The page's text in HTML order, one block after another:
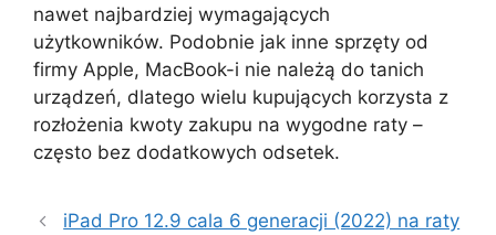
nawet najbardziej wymagających
użytkowników. Podobnie jak inne sprzęty od
firmy Apple, MacBook-i nie należą do tanich
urządzeń, dlatego wielu kupujących korzysta z
rozłożenia kwoty zakupu na wygodne raty –
często bez dodatkowych odsetek.
iPad Pro 12.9 cala 6 generacji (2022) na raty